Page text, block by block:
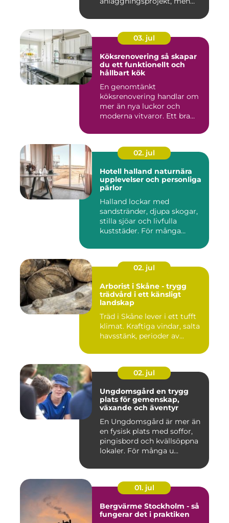
03. jul
Köksrenovering så skapar
du ett funktionellt och
hållbart kök
En genomtänkt
köksrenovering handlar om
mer än nya luckor och
moderna vitvaror. Ett bra
02. jul
Hotell halland naturnära
upplevelser och personliga
pärlor
Halland lockar med
sandstränder, djupa skogar,
stilla sjöar och livfulla
kuststäder. För många
02. jul
Arborist i Skåne - trygg
trädvård i ett känsligt
landskap
Träd i Skåne lever i ett tufft
klimat. Kraftiga vindar, salta
havsstänk, perioder av...
02. jul
Ungdomsgård en trygg
plats för gemenskap,
växande och äventyr
En Ungdomsgård är mer än
en fysisk plats med soffor,
pingisbord och kvällsöppna
lokaler. För många u...
01. jul
Bergvärme Stockholm - så
fungerar det i praktiken